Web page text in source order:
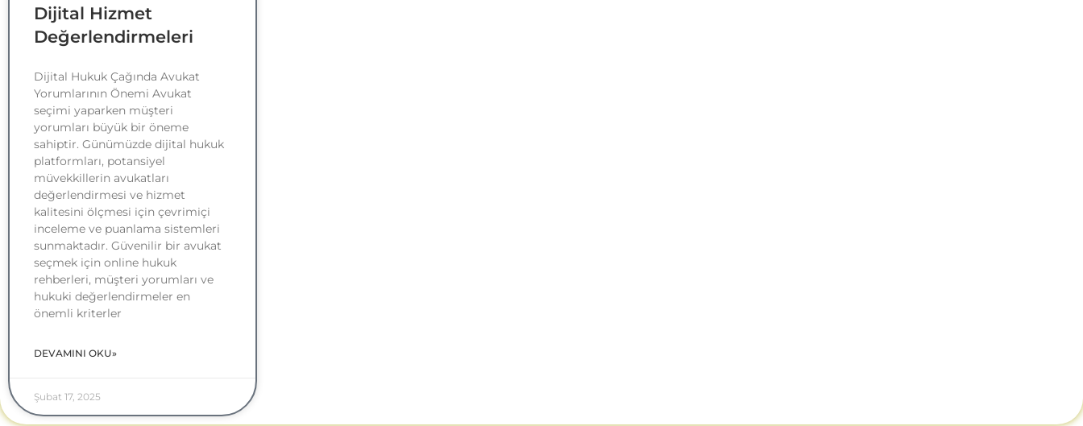
Dijital Hizmet
Değerlendirmeleri
Dijital Hukuk Çağında Avukat
Yorumlarının Önemi Avukat
seçimi yaparken müşteri
yorumları büyük bir öneme
sahiptir. Günümüzde dijital hukuk
platformları, potansiyel
müvekkillerin avukatları
değerlendirmesi ve hizmet
kalitesini ölçmesi için çevrimiçi
inceleme ve puanlama sistemleri
sunmaktadır. Güvenilir bir avukat
seçmek için online hukuk
rehberleri, müşteri yorumları ve
hukuki değerlendirmeler en
önemli kriterler
DEVAMINI OKU»
Şubat 17, 2025